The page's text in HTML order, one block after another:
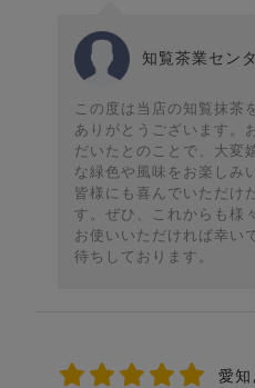
知覧茶業セン
この度は当店の知覧抹茶
ありがとうございます。
だいたとのことで、大変
な緑色や風味をお楽しみ
皆様にも喜んでいただけ
す。ぜひ、これからも様
お使いいただければ幸い
待ちしております。
愛知